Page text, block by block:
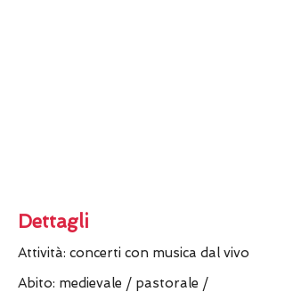
Dettagli
Attività: concerti con musica dal vivo
Abito: medievale / pastorale /